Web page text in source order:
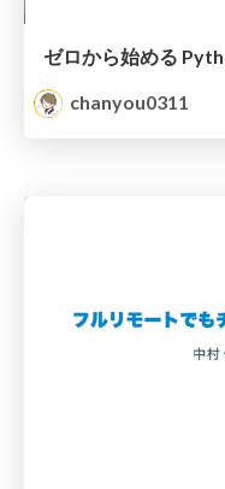
ゼロから始める
chanyou0311